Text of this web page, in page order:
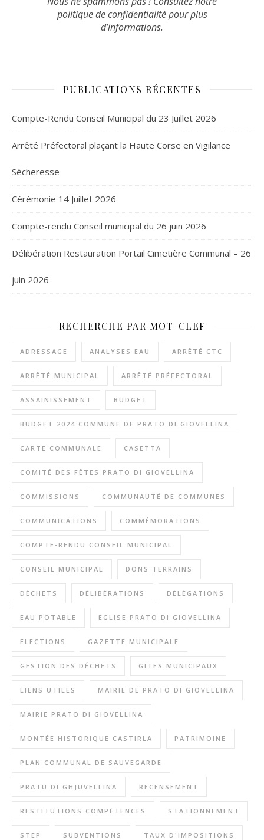
politique de confidentialitépour plus
d’informations.
PUBLICATIONS RÉCENTES
Compte-Rendu Conseil Municipal du 23 Juillet 2026
Arrêté Préfectoral plaçant la Haute Corse en Vigilance
Sècheresse
Cérémonie 14 Juillet 2026
Compte-rendu Conseil municipal du 26 juin 2026
Délibération Restauration Portail Cimetière Communal – 26
juin 2026
RECHERCHE PAR MOT-CLEF
ADRESSAGE ANALYSES EAU ARRÊTÉ CTC
ARRÊTÉ MUNICIPAL ARRÊTÉ PRÉFECTORAL
ASSAINISSEMENT BUDGET
BUDGET 2024 COMMUNE DE PRATO DI GIOVELLINA
CARTE COMMUNALE CASETTA
COMITÉ DES FÊTES PRATO DI GIOVELLINA
COMMISSIONS COMMUNAUTÉ DE COMMUNES
COMMUNICATIONS COMMÉMORATIONS
COMPTE-RENDU CONSEIL MUNICIPAL
CONSEIL MUNICIPAL DONS TERRAINS
DÉCHETS DÉLIBÉRATIONS DÉLÉGATIONS
EAU POTABLE EGLISE PRATO DI GIOVELLINA
ELECTIONS GAZETTE MUNICIPALE
GESTION DES DÉCHETS GITES MUNICIPAUX
LIENS UTILES MAIRIE DE PRATO DI GIOVELLINA
MAIRIE PRATO DI GIOVELLINA
MONTÉE HISTORIQUE CASTIRLA PATRIMOINE
PLAN COMMUNAL DE SAUVEGARDE
PRATU DI GHJUVELLINA RECENSEMENT
RESTITUTIONS COMPÉTENCES STATIONNEMENT
STEP SUBVENTIONS TAUX D'IMPOSITIONS